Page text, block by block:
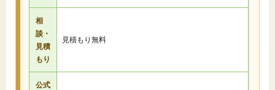
相
談・
見積
もり
見積もり無料
公式